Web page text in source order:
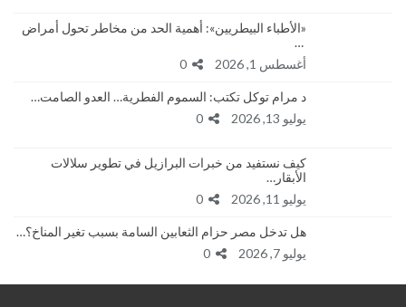
«الأطباء البيطريين»: أهمية الحد من مخاطر تحول أمراض
…
أغسطس 1, 2026
د مرام توكل تكتب: السموم الفطرية… العدو الصامت…
يوليو 13, 2026
كيف نستفيد من خبرات البرازيل في تطوير سلالات
الأبقار…
يوليو 11, 2026
هل تدخل مصر حزام الثعابين السامة بسبب تغير المناخ؟…
يوليو 7, 2026